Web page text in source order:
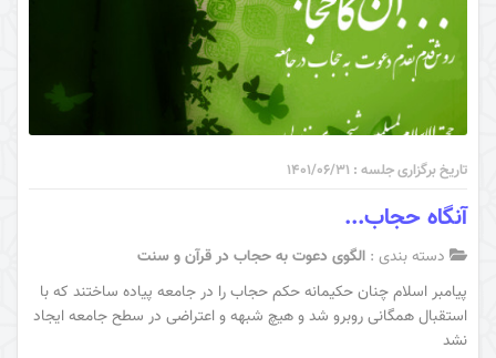
تاریخ برگزاری جلسه : ۱۴۰۱/۰۶/۳۱
آنگاه حجاب...
دسته بندی : الگوی دعوت به حجاب در قرآن و سنت
پیامبر اسلام چنان حکیمانه حکم حجاب را در جامعه پیاده ساختند که با
استقبال همگانی روبرو شد و هیچ شبهه و اعتراضی در سطح جامعه ایجاد
نشد